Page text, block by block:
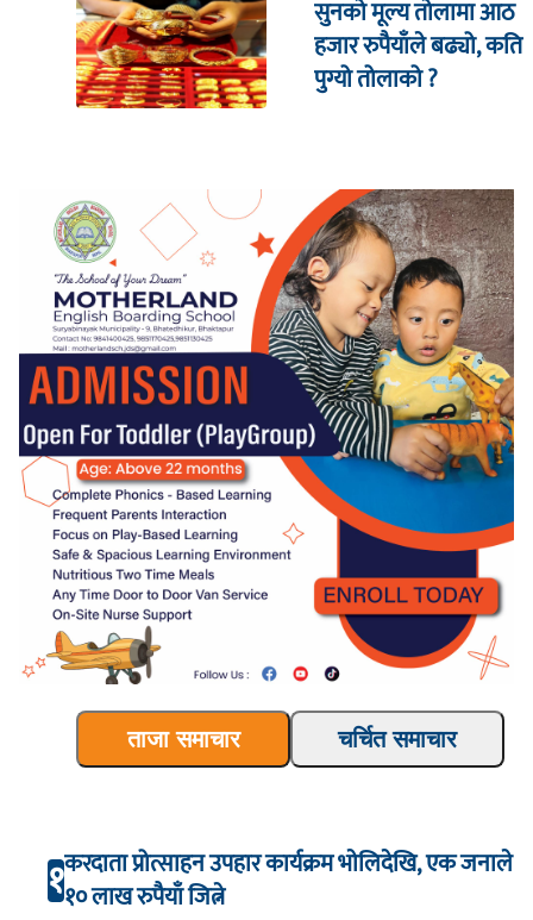
सुनको मूल्य तोलामा आठ
हजार रुपैयाँले बढ्यो, कति
पुग्यो तोलाको ?
ताजा समाचार चर्चित समाचार
१करदाता प्रोत्साहन उपहार कार्यक्रम भाेलिदेखि, एक जनाले
१० लाख रुपैयाँ जित्ने